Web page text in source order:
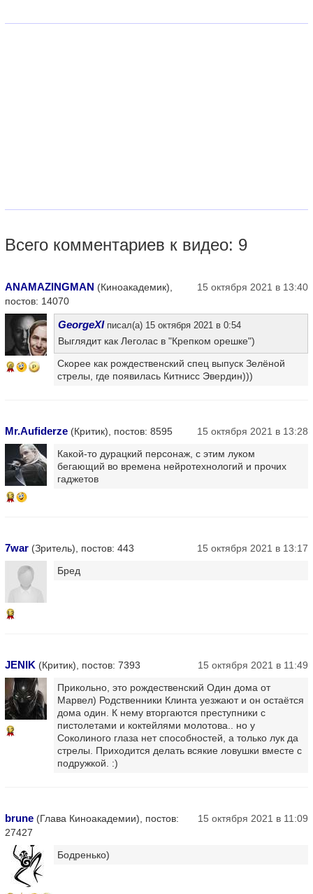
Всего комментариев к видео: 9
ANAMAZINGMAN (Киноакадемик),
постов: 14070
15 октября 2021 в 13:40
6
GeorgeXIписал(а) 15 октября 2021 в 0:54
Выглядит как Леголас в "Крепком орешке")
Скорее как рождественский спец выпуск Зелёной
стрелы, где появилась Китнисс Эвердин)))
Mr.Aufiderze (Критик), постов: 8595 15 октября 2021 в 13:28
13
Какой-то дурацкий персонаж, с этим луком
бегающий во времена нейротехнологий и прочих
гаджетов
7war (Зритель), постов: 443 15 октября 2021 в 13:17
13
Бред
JENIK (Критик), постов: 7393 15 октября 2021 в 11:49
12
Прикольно, это рождественский Один дома от
Марвел) Родственники Клинта уезжают и он остаётся
дома один. К нему вторгаются преступники с
пистолетами и коктейлями молотова.. но у
Соколиного глаза нет способностей, а только лук да
стрелы. Приходится делать всякие ловушки вместе с
подружкой. :)
brune (Глава Киноакадемии), постов:
27427
15 октября 2021 в 11:09
Бодренько)